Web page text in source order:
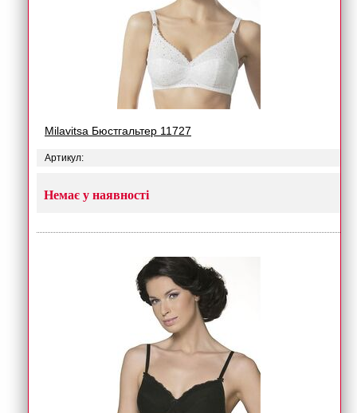
Milavitsa Бюстгальтер 11727
Артикул:
Немає у наявності